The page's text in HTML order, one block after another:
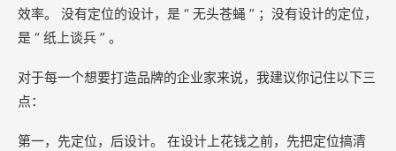
效率。 没有定位的设计，是 “ 无头苍蝇 ” ；没有设计的定位，
是 “ 纸上谈兵 ” 。
对于每一个想要打造品牌的企业家来说，我建议你记住以下三
点：
第一，先定位，后设计。 在设计上花钱之前，先把定位搞清